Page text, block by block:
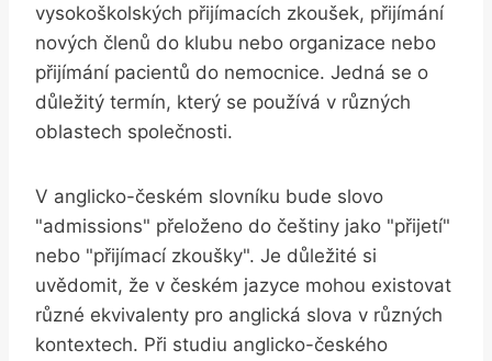
vysokoškolských přijímacích zkoušek, přijímání
nových členů do klubu nebo organizace nebo
přijímání pacientů do nemocnice. Jedná se o
důležitý termín, který se používá v různých
oblastech společnosti.
V anglicko-českém slovníku bude slovo
"admissions" přeloženo do češtiny jako "přijetí"
nebo "přijímací zkoušky". Je důležité si
uvědomit, že v českém jazyce mohou existovat
různé ekvivalenty pro anglická slova v různých
kontextech. Při studiu anglicko-českého